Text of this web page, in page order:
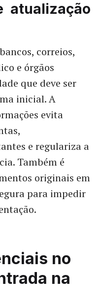
atualização
correios,
e órgãos
que deve ser
inicial. A
evita
e regulariza a
Também é
originais em
para impedir
no
na